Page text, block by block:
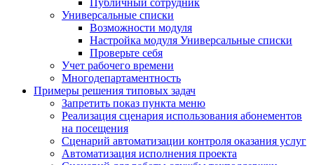
Публичный сотрудник
Универсальные списки
Возможности модуля
Настройка модуля Универсальные списки
Проверьте себя
Учет рабочего времени
Многодепартаментность
Примеры решения типовых задач
Запретить показ пункта меню
Реализация сценария использования абонементов
на посещения
Сценарий автоматизации контроля оказания услуг
Автоматизация исполнения проекта